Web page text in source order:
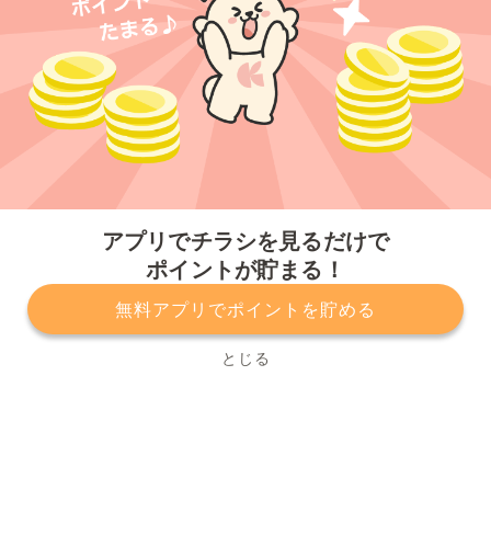
アプリでチラシを見るだけで
ポイントが貯まる！
無料アプリでポイントを貯める
とじる
プライバシーポリシー 利用規約
運営会社
サービスに関してのお問い合わせ